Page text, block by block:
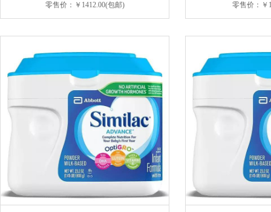
零售价：￥1412.00(包邮)
零售价：￥